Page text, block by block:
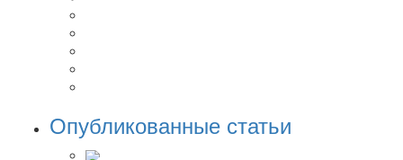
Опубликованные статьи